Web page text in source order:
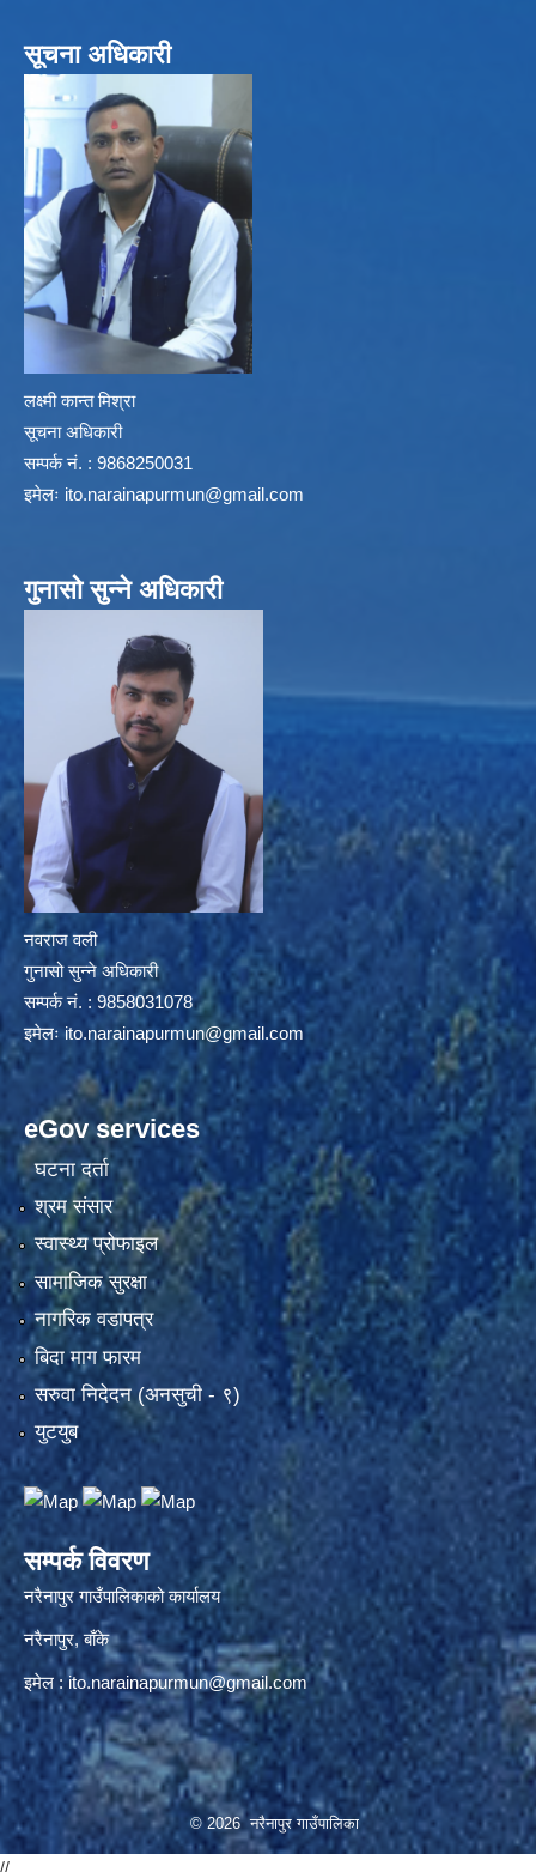
सूचना अधिकारी
लक्ष्मी कान्त मिश्रा
सूचना अधिकारी
सम्पर्क नं. : 9868250031
इमेलः ito.narainapurmun@gmail.com
गुनासो सुन्ने अधिकारी
नवराज वली
गुनासो सुन्ने अधिकारी
सम्पर्क नं. : 9858031078
इमेलःito.narainapurmun@gmail.com
eGov services
घटना दर्ता
श्रम संसार
स्वास्थ्य प्रोफाइल
सामाजिक सुरक्षा
नागरिक वडापत्र
बिदा माग फारम
सरुवा निदेदन (अनसुची - ९)
युटयुब
सम्पर्क विवरण
नरैनापुर गाउँपालिकाको कार्यालय
नरैनापुर, बाँके
इमेल :ito.narainapurmun@gmail.com
© 2026 नरैनापुर गाउँपालिका
//